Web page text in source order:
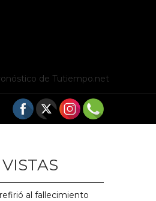
de Tutiempo.net
al fallecimiento